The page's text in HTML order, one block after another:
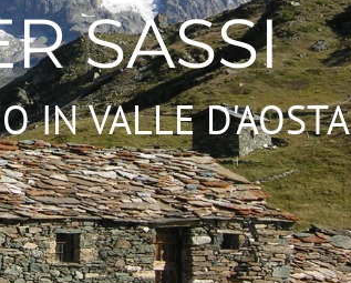
SASSI
IN VALLE D'AOSTA